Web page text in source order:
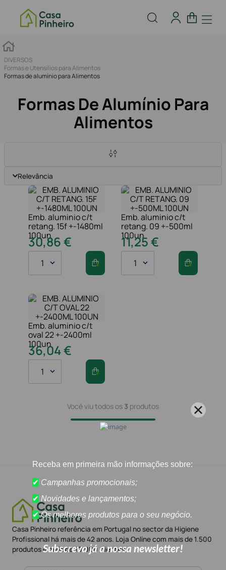
DIVERSOS
Formas e Utensílios para Alimentos
Formas de alumínio para Alimentos
Formas De Alumínio Para
Alimentos
Relevância
Emb. aluminio c/t
retang. 15f +-1480ml
100un
30,86€
1
Emb. aluminio c/t
retang. 09 +-500ml
100un
11,25€
1
Emb. aluminio c/t
oval 22 +-2400ml
100un
36,04€
1
Você viu todos os 3 produtos
Casa Pinheiro referência em Portugal no sector da Higiene
Profissional há mais de 42 anos. Loja Online com mais de 1.500
produtos e mais de 10.000 clientes